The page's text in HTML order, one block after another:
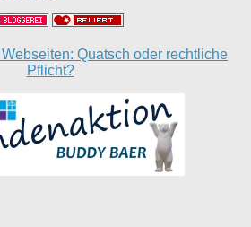
Quatsch oder rechtliche
Pflicht?